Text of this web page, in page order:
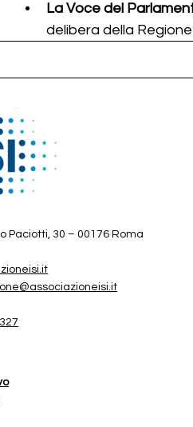
La Voce del
delibera della
Paciotti, 30 – 00176 Roma